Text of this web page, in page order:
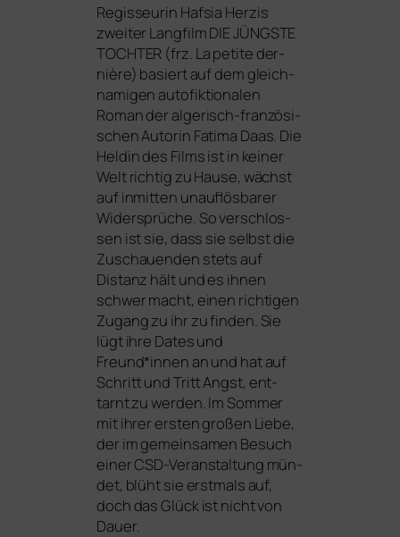
Regisseurin Hafsia Herzis
zwei­ter LangfilmDIEJÜNGSTE
TOCHTER (frz. La peti­te der­
niè­re) basiert auf dem gleich­
na­mi­gen auto­fik­tio­na­len
Roman der alge­risch-fran­zö­si­
schen Autorin Fatima Daas. Die
Heldin des Films ist in kei­ner
Welt rich­tig zu Hause, wächst
auf inmit­ten unauf­lös­ba­rer
Widersprüche. So ver­schlos­
sen ist sie, dass sie selbst die
Zuschauenden stets auf
Distanz hält und es ihnen
schwer macht, einen rich­ti­gen
Zugang zu ihr zu fin­den. Sie
lügt ihre Dates und
Freund*innen an und hat auf
Schritt und Tritt Angst, ent­
tarnt zu wer­den. Im Sommer
mit ihrer ers­ten gro­ßen Liebe,
der im gemein­sa­men Besuch
einer CSD-Veranstaltung mün­
det, blüht sie erst­mals auf,
doch das Glück ist nicht von
Dauer.